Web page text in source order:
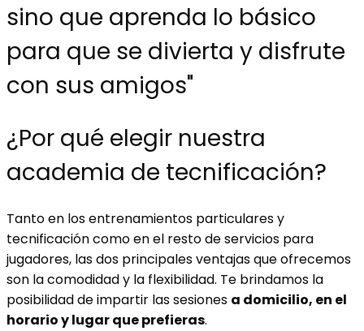
sino que aprenda lo básico
para que se divierta y disfrute
con sus amigos"
¿Por qué elegir nuestra
academia de tecnificación?
Tanto en los entrenamientos particulares y
tecnificación como en el resto de servicios para
jugadores, las dos principales ventajas que ofrecemos
son la comodidad y la flexibilidad. Te brindamos la
posibilidad de impartir las sesiones a domicilio, en el
horario y lugar que prefieras.